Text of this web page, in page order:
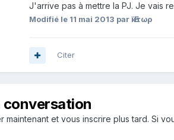
J'arrive pas à mettre la PJ. Je vais
Modifié le 11 mai 2013 par Ἕκτωρ
Citer
conversation
maintenant et vous inscrire plus tard. Si